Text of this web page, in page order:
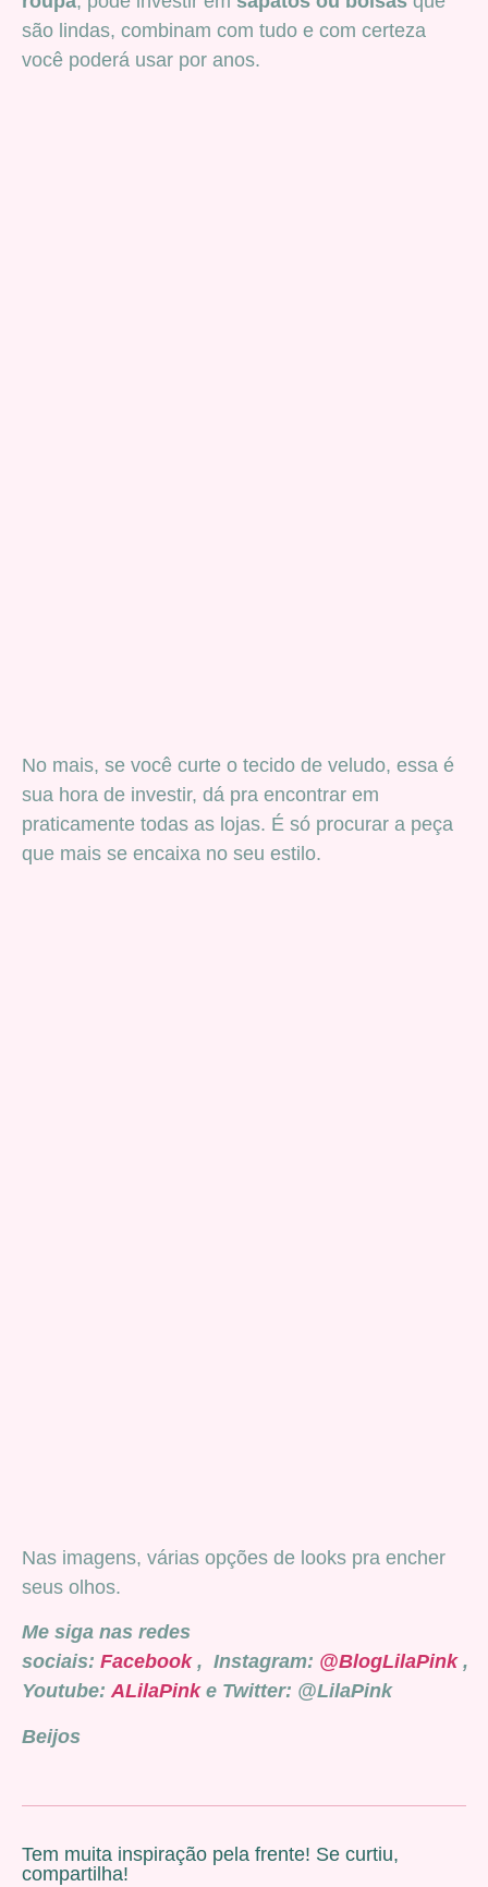
são lindas, combinam com tudo e com certeza
você poderá usar por anos.
No mais, se você curte o tecido de veludo, essa é
sua hora de investir, dá pra encontrar em
praticamente todas as lojas. É só procurar a peça
que mais se encaixa no seu estilo.
Nas imagens, várias opções de looks pra encher
seus olhos.
Me siga nas redes
sociais: Facebook , Instagram: @BlogLilaPink,
Youtube:ALilaPinke Twitter: @LilaPink
Beijos
Tem muita inspiração pela frente! Se curtiu,
compartilha!